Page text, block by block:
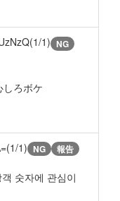
1) NG
ろボケ
1) NG 報告
숫자에 관심이